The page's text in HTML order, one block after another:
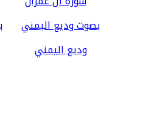
وديع اليمني